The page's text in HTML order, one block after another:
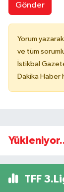
Gönder
Yorum yazarak
ve tüm
İstikbal
Dakika Haber
TFF